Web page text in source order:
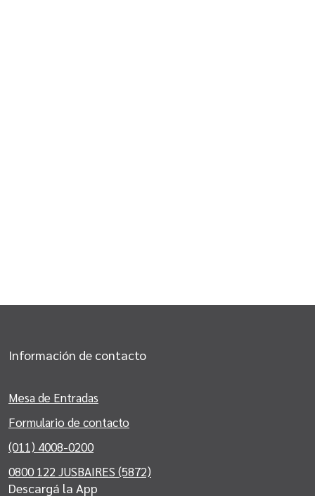
Información de contacto
Mesa de Entradas
Formulario de contacto
(011) 4008-0200
0800 122 JUSBAIRES (5872)
Descargá la App